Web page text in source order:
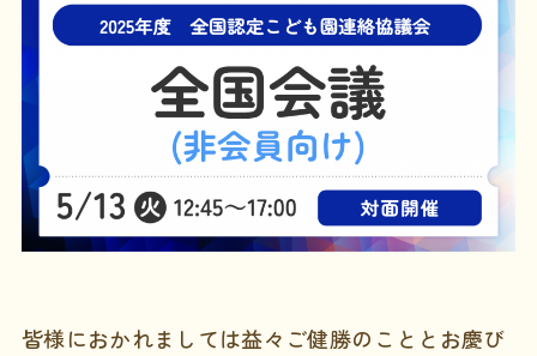
皆様におかれましては益々ご健勝のこととお慶び